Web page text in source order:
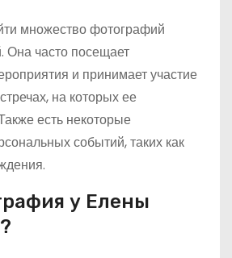
множество фотографий
Она часто посещает
и принимает участие
на которых ее
есть некоторые
событий, таких как
у Елены